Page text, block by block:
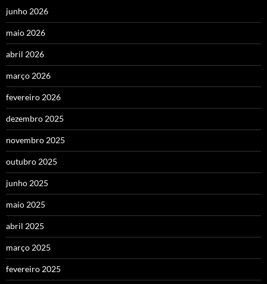
junho 2026
maio 2026
abril 2026
março 2026
fevereiro 2026
dezembro 2025
novembro 2025
outubro 2025
junho 2025
maio 2025
abril 2025
março 2025
fevereiro 2025